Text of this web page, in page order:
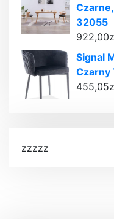
32055
922,00
Signal
Czarny
455,05
zzzzz